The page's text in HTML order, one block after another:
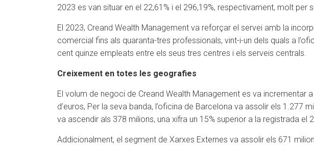
2023 es van situar en el 22,61% i el 296,19%, respectivament, molt per
El 2023, Creand Wealth Management va reforçar el servei amb la
comercial fins als quaranta-tres professionals, vint-i-un dels quals a
cent quinze empleats entre els seus tres centres i els serveis centrals.
Creixement en totes les geografies
El volum de negoci de Creand Wealth Management es va incrementar
d’euros, Per la seva banda, l’oficina de Barcelona va assolir els 1.277
va ascendir als 378 milions, una xifra un 15% superior a la registrada el
Addicionalment, el segment de Xarxes Externes va assolir els 671